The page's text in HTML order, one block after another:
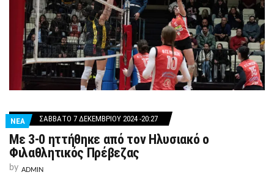
ΝΕΑ ΣΆΒΒΑΤΟ 7 ΔΕΚΕΜΒΡΊΟΥ 2024 -20:27
Με 3-0 ηττήθηκε από τον Ηλυσιακό ο
Φιλαθλητικός Πρέβεζας
by ADMIN